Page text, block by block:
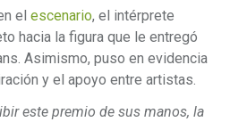
elescenario, el intérprete
hacia la figura que le entregó
Asimismo, puso en evidencia
y el apoyo entre artistas.
este premio de sus manos, la